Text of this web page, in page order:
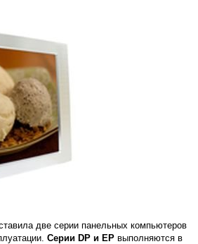
две серии панельных компьютеров
Серии DP и EP выполняются в